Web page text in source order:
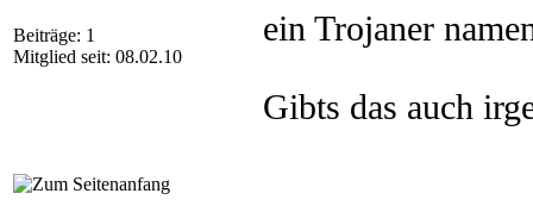
Beiträge: 1
Mitglied seit: 08.02.10
ein Trojaner
Gibts das auch